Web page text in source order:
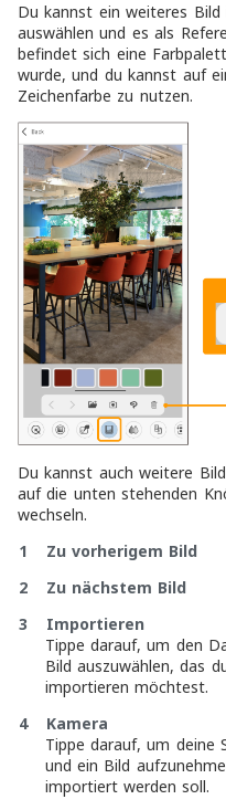
Du kannst ein weiteres
auswählen und es als
befindet sich eine
wurde, und du kannst auf
Zeichenfarbe zu nutzen.
Du kannst auch weitere
auf die unten stehenden
wechseln.
1 Zu vorherigem Bild
2 Zu nächstem Bild
3 Importieren
Tippe darauf, um den
Bild auszuwählen, das
importieren möchtest.
4 Kamera
Tippe darauf, um deine
und ein Bild
importiert werden soll.